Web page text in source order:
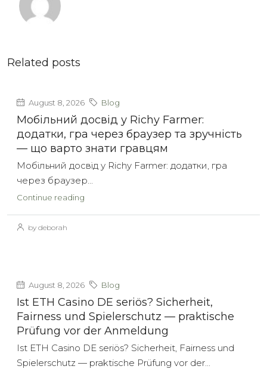
Related posts
August 8, 2026 Blog
Мобільний досвід у Richy Farmer:
додатки, гра через браузер та зручність
— що варто знати гравцям
Мобільний досвід у Richy Farmer: додатки, гра
через браузер...
Continue reading
by deborah
August 8, 2026 Blog
Ist ETH Casino DE seriös? Sicherheit,
Fairness und Spielerschutz — praktische
Prüfung vor der Anmeldung
Ist ETH Casino DE seriös? Sicherheit, Fairness und
Spielerschutz — praktische Prüfung vor der...